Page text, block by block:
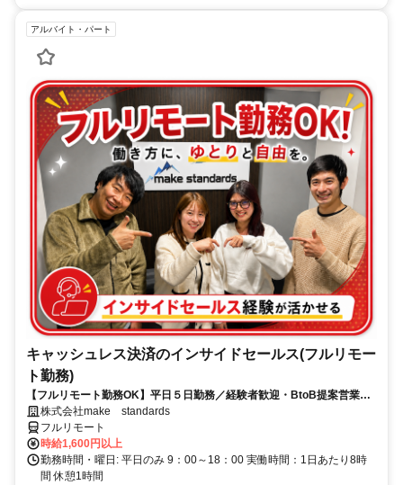
アルバイト・パート
キャッシュレス決済のインサイドセールス(フルリモー
ト勤務)
【フルリモート勤務OK】平日５日勤務／経験者歓迎・BtoB提案営業で
スキルアップ
株式会社make standards
フルリモート
時給1,600円以上
勤務時間・曜日: 平日のみ 9：00～18：00 実働時間：1日あたり8時
間 休憩1時間